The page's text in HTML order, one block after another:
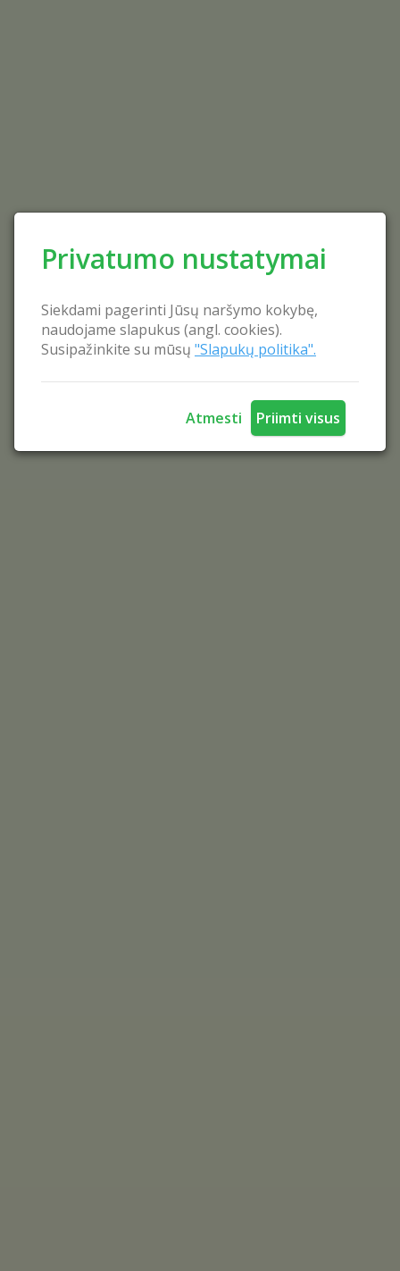
Privatumo nustatymai
Siekdami pagerinti Jūsų naršymo kokybę,
naudojame slapukus (angl. cookies).
Susipažinkite su mūsų "Slapukų politika".
Atmesti Priimti visus